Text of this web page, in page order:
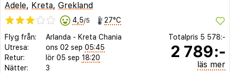
Adele, Kreta, Grekland
4,5/5 27°C
Flyg från: Arlanda - Kreta Chania
Utresa:
ons 02 sep 05:45
Retur:
lör 05 sep 18:20
Nätter:
3
Totalpris 5 578:-
2 789:-
läs mer